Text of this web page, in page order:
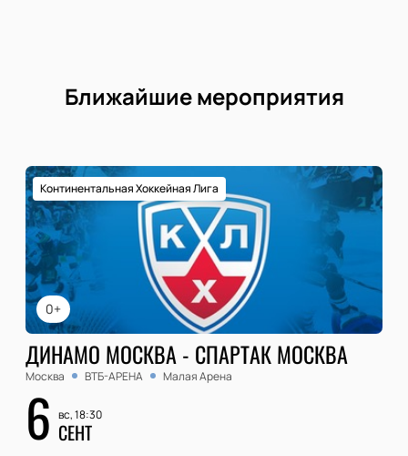
Ближайшие мероприятия
0+
Континентальная Хоккейная Лига
ДИНАМО МОСКВА - СПАРТАК МОСКВА
Москва ВТБ-АРЕНА Малая Арена
6 вс, 18:30
СЕНТ